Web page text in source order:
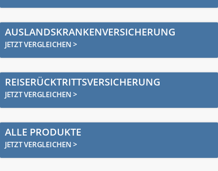
AUSLANDSKRANKENVERSICHERUNG
JETZT VERGLEICHEN >
REISERÜCKTRITTSVERSICHERUNG
JETZT VERGLEICHEN >
ALLE PRODUKTE
JETZT VERGLEICHEN >